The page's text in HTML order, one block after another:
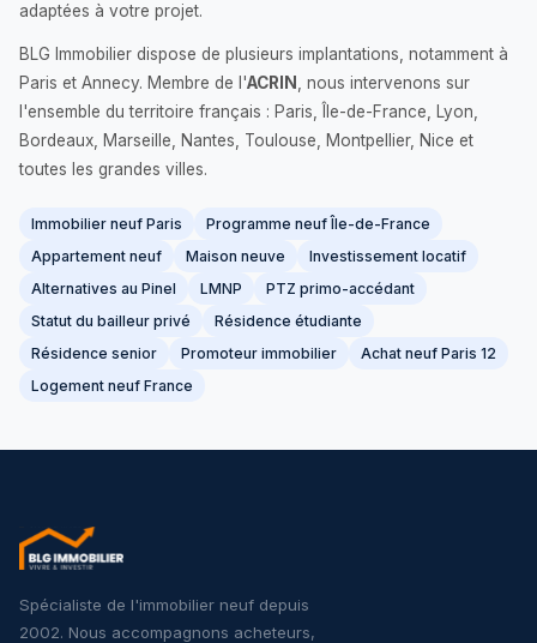
adaptées à votre projet.
BLG Immobilier dispose de plusieurs implantations, notamment à
Paris et Annecy. Membre de l'ACRIN
, nous intervenons sur
l'ensemble du territoire français : Paris, Île-de-France, Lyon,
Bordeaux, Marseille, Nantes, Toulouse, Montpellier, Nice et
toutes les grandes villes.
Immobilier neuf Paris
Programme neuf Île-de-France
Appartement neuf
Maison neuve
Investissement locatif
Alternatives au Pinel
LMNP
PTZ primo-accédant
Statut du bailleur privé
Résidence étudiante
Résidence senior
Promoteur immobilier
Achat neuf Paris 12
Logement neuf France
Spécialiste de l'immobilier neuf depuis
2002. Nous accompagnons acheteurs,